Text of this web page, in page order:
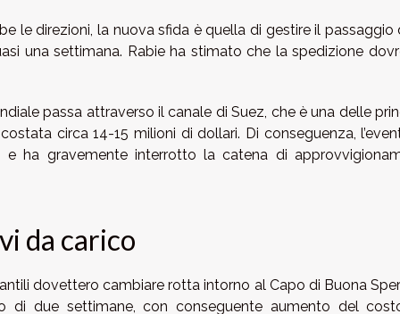
le direzioni, la nuova sfida è quella di gestire il passaggio
una settimana. Rabie ha stimato che la spedizione
passa attraverso il canale di Suez, che è una delle
circa 14-15 milioni di dollari. Di conseguenza,
ha gravemente interrotto la catena di
da carico
dovettero cambiare rotta intorno al Capo di Buona
di due settimane, con conseguente aumento del